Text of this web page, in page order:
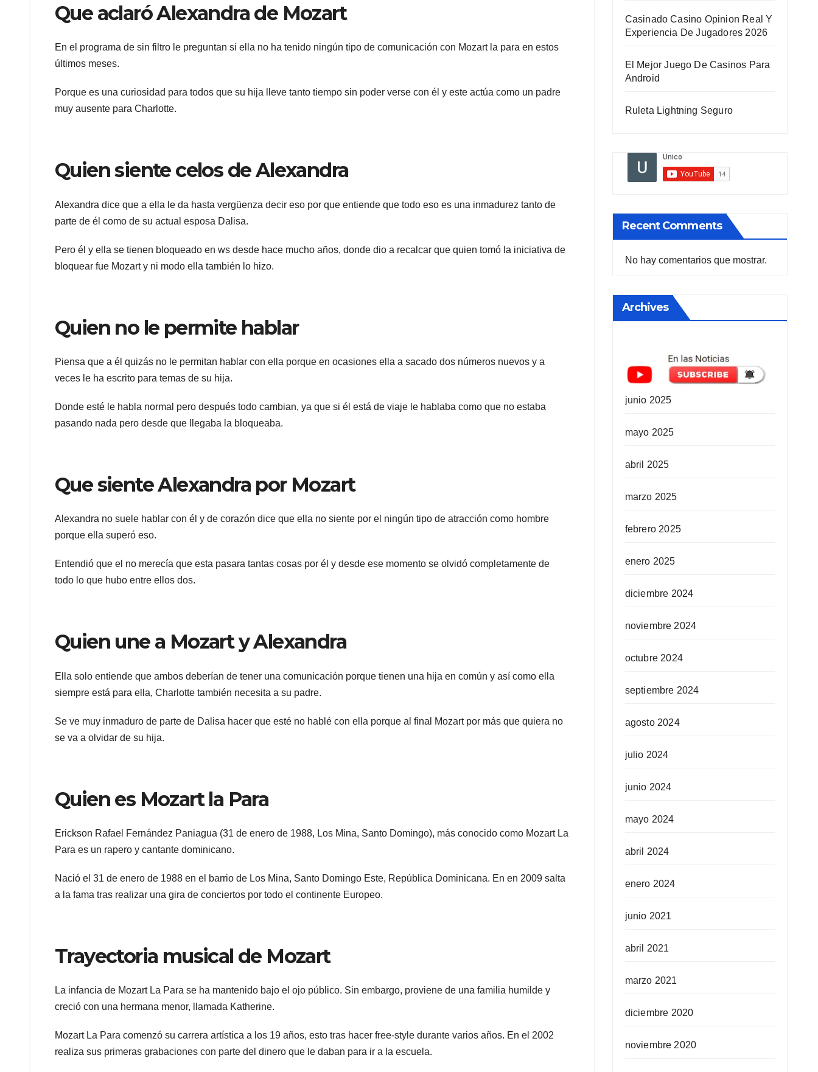
Que aclaró Alexandra de Mozart
En el programa de sin filtro le preguntan si ella no ha tenido ningún tipo de comunicación con Mozart la para en estos
últimos meses.
Porque es una curiosidad para todos que su hija lleve tanto tiempo sin poder verse con él y este actúa como un padre
muy ausente para Charlotte.
Quien siente celos de Alexandra
Alexandra dice que a ella le da hasta vergüenza decir eso por que entiende que todo eso es una inmadurez tanto de
parte de él como de su actual esposa Dalisa.
Pero él y ella se tienen bloqueado en ws desde hace mucho años, donde dio a recalcar que quien tomó la iniciativa de
bloquear fue Mozart y ni modo ella también lo hizo.
Quien no le permite hablar
Piensa que a él quizás no le permitan hablar con ella porque en ocasiones ella a sacado dos números nuevos y a
veces le ha escrito para temas de su hija.
Donde esté le habla normal pero después todo cambian, ya que si él está de viaje le hablaba como que no estaba
pasando nada pero desde que llegaba la bloqueaba.
Que siente Alexandra por Mozart
Alexandra no suele hablar con él y de corazón dice que ella no siente por el ningún tipo de atracción como hombre
porque ella superó eso.
Entendió que el no merecía que esta pasara tantas cosas por él y desde ese momento se olvidó completamente de
todo lo que hubo entre ellos dos.
Quien une a Mozart y Alexandra
Ella solo entiende que ambos deberían de tener una comunicación porque tienen una hija en común y así como ella
siempre está para ella, Charlotte también necesita a su padre.
Se ve muy inmaduro de parte de Dalisa hacer que esté no hablé con ella porque al final Mozart por más que quiera no
se va a olvidar de su hija.
Quien es Mozart la Para
Erickson Rafael Fernández Paniagua (31 de enero de 1988, Los Mina, Santo Domingo), más conocido como Mozart La
Para es un rapero y cantante dominicano.
Nació el 31 de enero de 1988 en el barrio de Los Mina, Santo Domingo Este, República Dominicana. En en 2009 salta
a la fama tras realizar una gira de conciertos por todo el continente Europeo.
Trayectoria musical de Mozart
La infancia de Mozart La Para se ha mantenido bajo el ojo público. Sin embargo, proviene de una familia humilde y
creció con una hermana menor, llamada Katherine.
Mozart La Para comenzó su carrera artística a los 19 años, esto tras hacer free-style durante varios años. En el 2002
realiza sus primeras grabaciones con parte del dinero que le daban para ir a la escuela.
Casinado Casino Opinion Real Y
Experiencia De Jugadores 2026
El Mejor Juego De Casinos Para
Android
Ruleta Lightning Seguro
Recent Comments
No hay comentarios que mostrar.
Archives
junio 2025
mayo 2025
abril 2025
marzo 2025
febrero 2025
enero 2025
diciembre 2024
noviembre 2024
octubre 2024
septiembre 2024
agosto 2024
julio 2024
junio 2024
mayo 2024
abril 2024
enero 2024
junio 2021
abril 2021
marzo 2021
diciembre 2020
noviembre 2020